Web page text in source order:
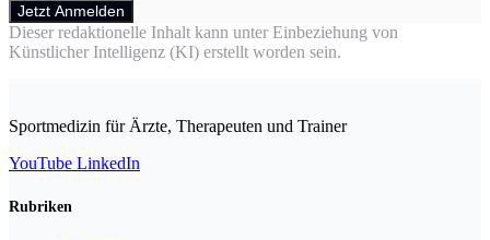
Jetzt Anmelden
Dieser redaktionelle Inhalt kann unter Einbeziehung von
Künstlicher Intelligenz (KI) erstellt worden sein.
Sportmedizin für Ärzte, Therapeuten und Trainer
YouTube LinkedIn
Rubriken